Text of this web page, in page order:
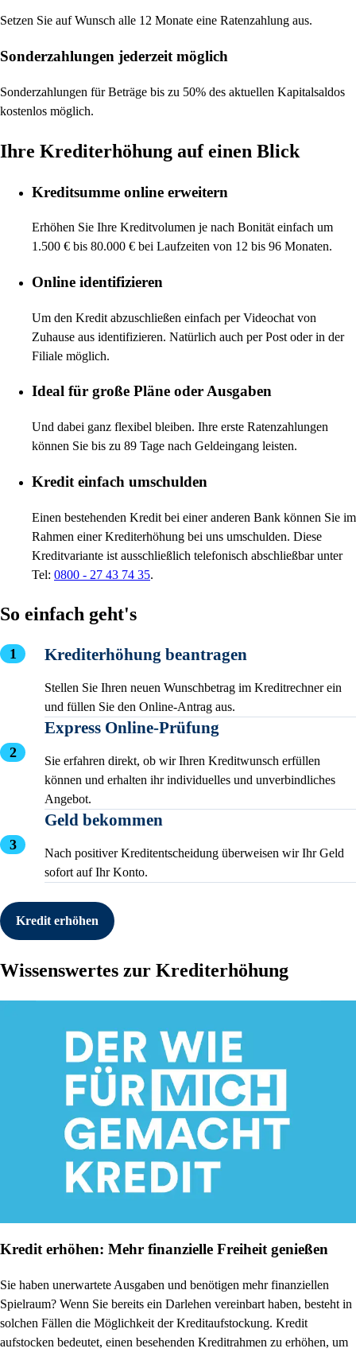
Setzen Sie auf Wunsch alle 12 Monate eine Ratenzahlung aus.
Sonderzahlungen jederzeit möglich
Sonderzahlungen für Beträge bis zu 50% des aktuellen Kapitalsaldos
kostenlos möglich.
Ihre Krediterhöhung auf einen Blick
Kreditsumme online erweitern
Erhöhen Sie Ihre Kreditvolumen je nach Bonität einfach um
1.500 € bis 80.000 € bei Laufzeiten von 12 bis 96 Monaten.
Online identifizieren
Um den Kredit abzuschließen einfach per Videochat von
Zuhause aus identifizieren. Natürlich auch per Post oder in der
Filiale möglich.
Ideal für große Pläne oder Ausgaben
Und dabei ganz flexibel bleiben. Ihre erste Ratenzahlungen
können Sie bis zu 89 Tage nach Geldeingang leisten.
Kredit einfach umschulden
Einen bestehenden Kredit bei einer anderen Bank können Sie im
Rahmen einer Krediterhöhung bei uns umschulden. Diese
Kreditvariante ist ausschließlich telefonisch abschließbar unter
Tel: 0800 - 27 43 74 35.
So einfach geht's
Krediterhöhung beantragen
Stellen Sie Ihren neuen Wunschbetrag im Kreditrechner ein
und füllen Sie den Online-Antrag aus.
Express Online-Prüfung
Sie erfahren direkt, ob wir Ihren Kreditwunsch erfüllen
können und erhalten ihr individuelles und unverbindliches
Angebot.
Geld bekommen
Nach positiver Kreditentscheidung überweisen wir Ihr Geld
sofort auf Ihr Konto.
Kredit erhöhen
Wissenswertes zur Krediterhöhung
Kredit erhöhen: Mehr finanzielle Freiheit genießen
Sie haben unerwartete Ausgaben und benötigen mehr finanziellen
Spielraum? Wenn Sie bereits ein Darlehen vereinbart haben, besteht in
solchen Fällen die Möglichkeit der Kreditaufstockung. Kredit
aufstocken bedeutet, einen besehenden Kreditrahmen zu erhöhen, um